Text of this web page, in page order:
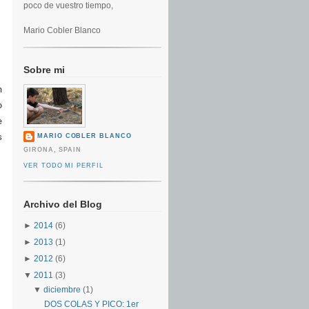
poco de vuestro tiempo,
Mario Cobler Blanco
Sobre mi
MARIO COBLER BLANCO
GIRONA, SPAIN
VER TODO MI PERFIL
Archivo del Blog
► 2014 (6)
► 2013 (1)
► 2012 (6)
▼ 2011 (3)
▼diciembre (1)
DOS COLAS Y PICO: 1er